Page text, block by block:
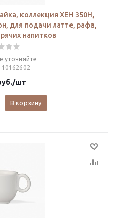
коллекция ХЕН 350H,
для подачи латте, рафа,
напитков
уточняйте
10162602
/шт
В корзину